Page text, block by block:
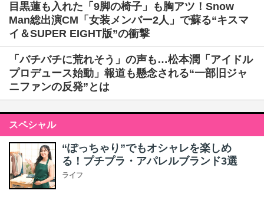
目黒蓮も入れた「9脚の椅子」も胸アツ！Snow
Man総出演CM「女装メンバー2人」で蘇る“キスマ
イ＆SUPER EIGHT版”の衝撃
「バチバチに荒れそう」の声も…松本潤「アイドル
プロデュース始動」報道も懸念される“一部旧ジャ
ニファンの反発”とは
スペシャル
“ぽっちゃり”でもオシャレを楽しめ
る！プチプラ・アパレルブランド3選
ライフ